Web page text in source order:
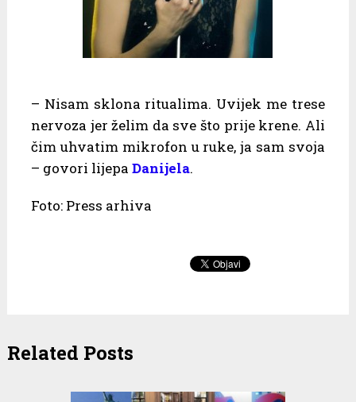
– Nisam sklona ritualima. Uvijek me trese
nervoza jer želim da sve što prije krene. Ali
čim uhvatim mikrofon u ruke, ja sam svoja
– govori lijepa Danijela.
Foto: Press arhiva
Related Posts